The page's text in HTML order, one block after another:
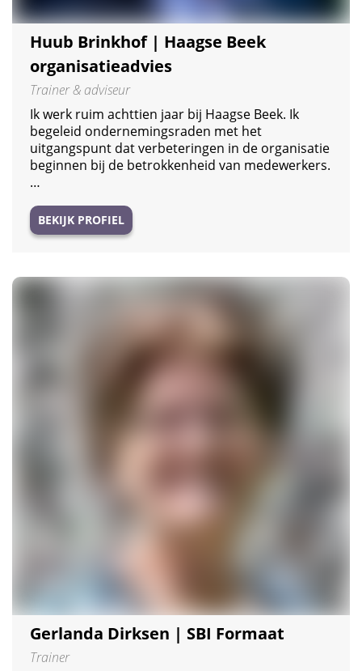
Huub Brinkhof | Haagse Beek
organisatieadvies
Trainer & adviseur
Ik werk ruim achttien jaar bij Haagse Beek. Ik
begeleid ondernemingsraden met het
uitgangspunt dat verbeteringen in de organisatie
beginnen bij de betrokkenheid van medewerkers.
…
BEKIJK PROFIEL
Gerlanda Dirksen | SBI Formaat
Trainer